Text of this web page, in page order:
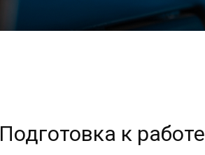
Подготовка к работе